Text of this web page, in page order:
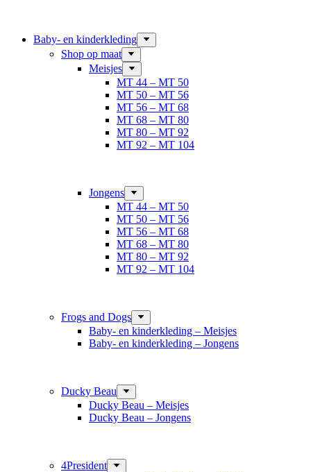
Baby- en kinderkleding
Shop op maat
Meisjes
MT 44 – MT 50
MT 50 – MT 56
MT 56 – MT 68
MT 68 – MT 80
MT 80 – MT 92
MT 92 – MT 104
Jongens
MT 44 – MT 50
MT 50 – MT 56
MT 56 – MT 68
MT 68 – MT 80
MT 80 – MT 92
MT 92 – MT 104
Frogs and Dogs
Baby- en kinderkleding – Meisjes
Baby- en kinderkleding – Jongens
Ducky Beau
Ducky Beau – Meisjes
Ducky Beau – Jongens
4President